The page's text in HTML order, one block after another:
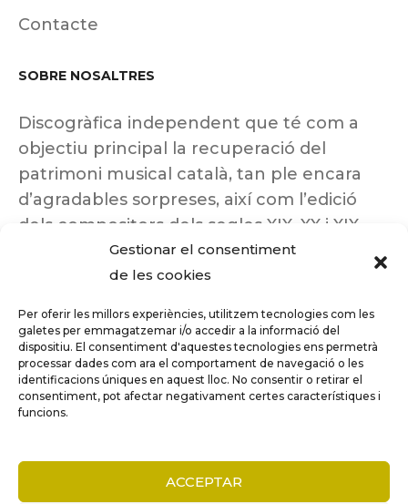
Gestionar el consentiment
de les cookies
Per oferir les millors experiències, utilitzem tecnologies com les
galetes per emmagatzemar i/o accedir a la informació del
dispositiu. El consentiment d'aquestes tecnologies ens permetrà
processar dades com ara el comportament de navegació o les
identificacions úniques en aquest lloc. No consentir o retirar el
consentiment, pot afectar negativament certes característiques i
funcions.
ACCEPTAR
Contacte
SOBRE NOSALTRES
Discogràfica independent que té com a
objectiu principal la recuperació del
patrimoni musical català, tan ple encara
d’agradables sorpreses, així com l’edició
dels compositors dels segles XIX, XX i XIX
insuficientment coneguts.
Tots els drets reservats a ©Columna
Música.
COMPARE (0)